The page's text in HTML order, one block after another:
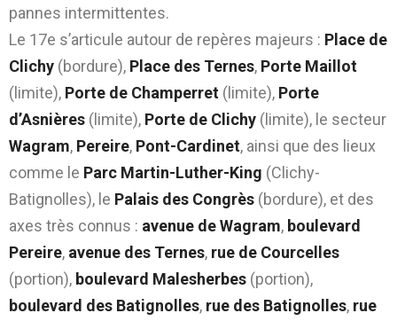
pannes intermittentes.
Le 17e s’articule autour de repères majeurs : Place de
Clichy (bordure), Place des Ternes, Porte Maillot
(limite), Porte de Champerret (limite), Porte
d’Asnières (limite), Porte de Clichy (limite), le secteur
Wagram, Pereire, Pont-Cardinet, ainsi que des lieux
comme le Parc Martin-Luther-King (Clichy-
Batignolles), le Palais des Congrès (bordure), et des
axes très connus : avenue de Wagram, boulevard
Pereire, avenue des Ternes, rue de Courcelles
(portion), boulevard Malesherbes (portion),
boulevard des Batignolles, rue des Batignolles, rue